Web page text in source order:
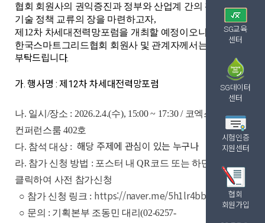
SG교육
센터
SG데이터
센터
시험인증
지원센터
협회
회원가입
협회 회원사의 권익증진과 정부와 산업계 간의 활발한
기술 정책 교류의 장을 마련하고자,
제12차 차세대전력망포럼을 개최할 예정이오니,
한국스마트그리드협회 회원사 및 관계자께서는
많은 관심
부탁드립니다.
가. 행사명 : 제12차 차세대전력망포럼
나. 일시/장소 : 2026.2.4.(수), 15:00 ~ 17:30 / 코엑스
컨퍼런스룸 402호
다. 참석 대상 : 해당 주제에 관심이 있는 누구나
라. 참가 신청 방법 : 포스터 내 QR코드 또는 하단 신청링크
클릭하여 사전 참가신청
○ 참가 신청 링크 : https://naver.me/5h1lr4bb
○ 문의 : 기획본부 조동민 대리(02-6257-